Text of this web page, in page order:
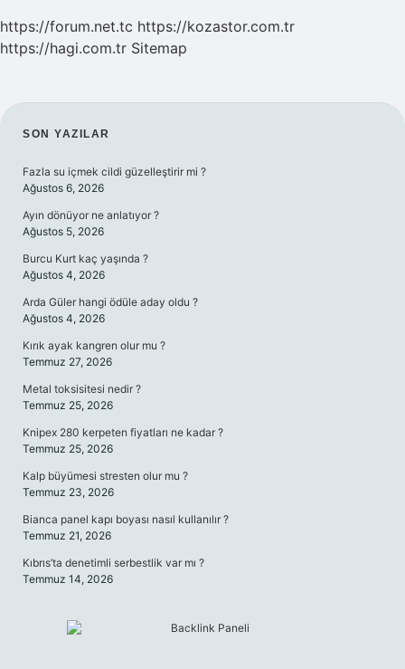
https://forum.net.tc https://kozastor.com.tr
https://hagi.com.tr Sitemap
SIDEBAR
SON YAZILAR
Fazla su içmek cildi güzelleştirir mi ?
Ağustos 6, 2026
Ayın dönüyor ne anlatıyor ?
Ağustos 5, 2026
Burcu Kurt kaç yaşında ?
Ağustos 4, 2026
Arda Güler hangi ödüle aday oldu ?
Ağustos 4, 2026
Kırık ayak kangren olur mu ?
Temmuz 27, 2026
Metal toksisitesi nedir ?
Temmuz 25, 2026
Knipex 280 kerpeten fiyatları ne kadar ?
Temmuz 25, 2026
Kalp büyümesi stresten olur mu ?
Temmuz 23, 2026
Bianca panel kapı boyası nasıl kullanılır ?
Temmuz 21, 2026
Kıbrıs’ta denetimli serbestlik var mı ?
Temmuz 14, 2026